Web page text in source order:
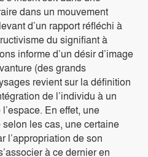
dans un mouvement
d’un rapport réfléchi à
du signifiant à
informe d’un désir d’image
(des grands
revient sur la définition
de l’individu à un
En effet, une
les cas, une certaine
l’appropriation de son
à ce dernier en